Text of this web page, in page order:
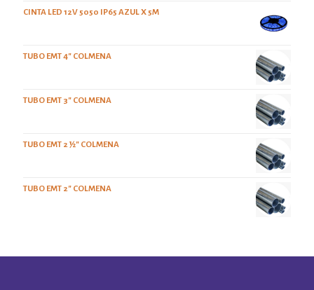
CINTA LED 12V 5050 IP65 AZUL X 5M
TUBO EMT 4" COLMENA
TUBO EMT 3" COLMENA
TUBO EMT 2 ½" COLMENA
TUBO EMT 2" COLMENA